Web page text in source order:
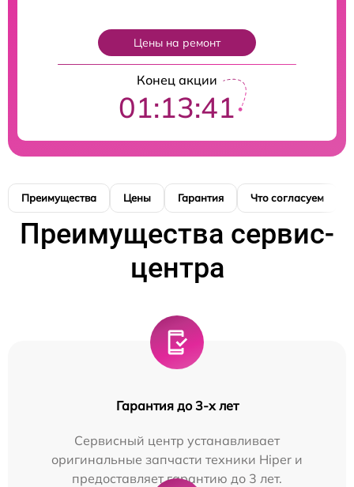
Цены на ремонт
Конец акции
01:13:40
Преимущества Цены Гарантия Что согласуем
Преимущества сервис-
центра
Гарантия до 3-х лет
Сервисный центр устанавливает
оригинальные запчасти техники Hiper и
предоставляет гарантию до 3 лет.